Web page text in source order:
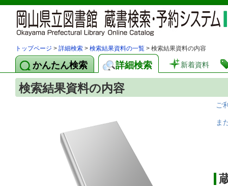
トップページ > 詳細検索 > 検索結果資料の一覧 > 検索結果資料の内容
かんたん検索 詳細検索 新着資料
検索結果資料の内容
ご
ま